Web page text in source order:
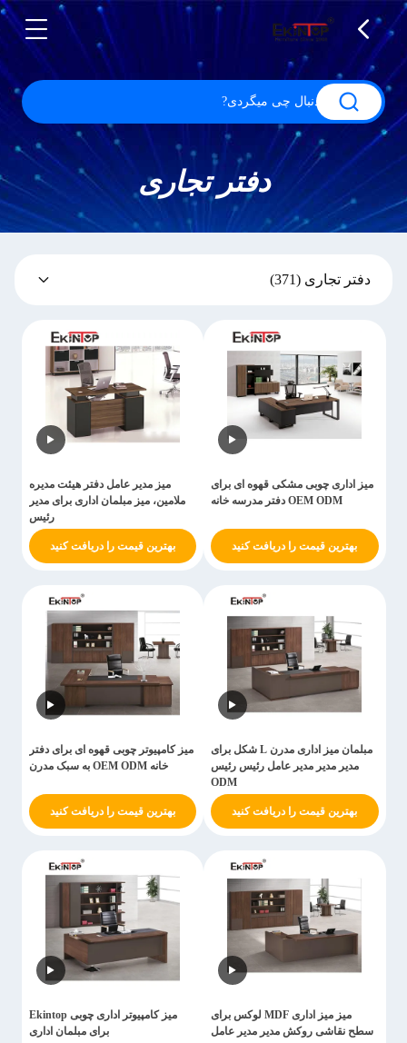
دفتر تجاری
دفتر تجاری (371)
میز اداری چوبی مشکی قهوه ای برای
OEM ODM دفتر مدرسه خانه
بهترین قیمت را دریافت کنید
میز مدیر عامل دفتر هیئت مدیره
ملامین، میز مبلمان اداری برای مدیر
رئیس
بهترین قیمت را دریافت کنید
مبلمان میز اداری مدرن L شکل برای
مدیر مدیر مدیر عامل رئیس رئیس
ODM
بهترین قیمت را دریافت کنید
میز کامپیوتر چوبی قهوه ای برای دفتر
خانه OEM ODM به سبک مدرن
بهترین قیمت را دریافت کنید
میز میز اداری MDF لوکس برای
سطح نقاشی روکش مدیر مدیر عامل
میز کامپیوتر اداری چوبی Ekintop
برای مبلمان اداری